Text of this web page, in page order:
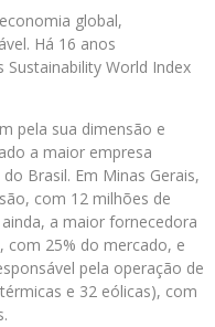
global,
Há 16 anos
World Index
pela sua dimensão e
a maior empresa
Brasil. Em Minas Gerais,
com 12 milhões de
a maior fornecedora
com 25% do mercado, e
pela operação de
e 32 eólicas), com